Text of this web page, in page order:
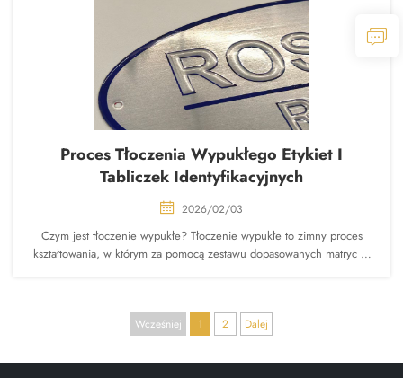
Proces Tłoczenia Wypukłego Etykiet I
Tabliczek Identyfikacyjnych
2026/02/03
Czym jest tłoczenie wypukłe? Tłoczenie wypukłe to zimny proces
kształtowania, w którym za pomocą zestawu dopasowanych matryc –
Wcześniej 1 2 Dalej